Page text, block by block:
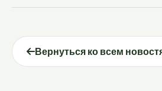
Вернуться ко всем